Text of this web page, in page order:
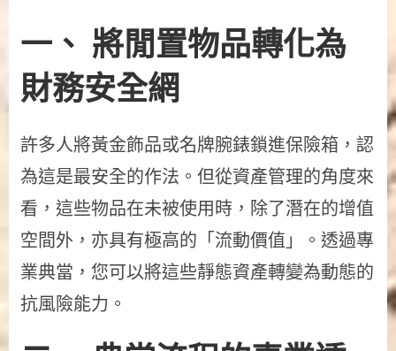
一、 將閒置物品轉化為
財務安全網
許多人將黃金飾品或名牌腕錶鎖進保險箱，認
為這是最安全的作法。但從資產管理的角度來
看，這些物品在未被使用時，除了潛在的增值
空間外，亦具有極高的「流動價值」。透過專
業典當，您可以將這些靜態資產轉變為動態的
抗風險能力。